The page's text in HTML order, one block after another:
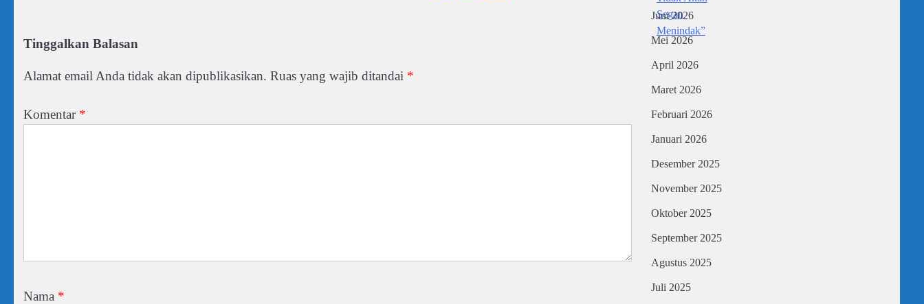
Tinggalkan Balasan
Alamat email Anda tidak akan dipublikasikan. Ruas yang wajib ditandai *
Komentar *
Nama *
Juni 2026
Mei 2026
April 2026
Maret 2026
Februari 2026
Januari 2026
Desember 2025
November 2025
Oktober 2025
September 2025
Agustus 2025
Juli 2025